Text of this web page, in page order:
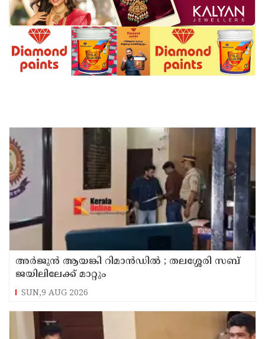
അര്‍ജുന്‍ ആയങ്കി റിമാന്‍ഡില്‍ ; തലശ്ശേരി സബ്
ജയിലിലേക്ക് മാറ്റും
SUN,9 AUG 2026